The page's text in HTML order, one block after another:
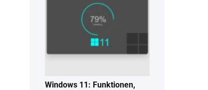
Windows 11: Funktionen,